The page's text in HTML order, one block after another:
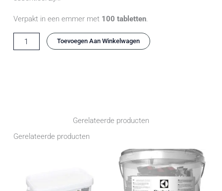
Verpakt in een emmer met 100 tabletten.
Rational
Reinigingstabletten
stuks
Toevoegen Aan Winkelwagen
Gerelateerde producten
Gerelateerde producten